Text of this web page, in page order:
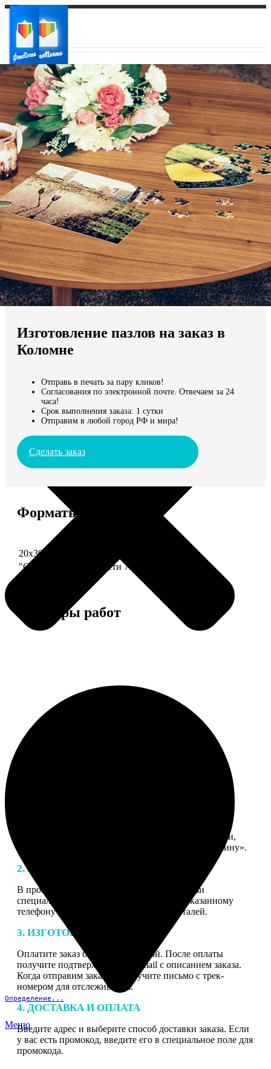
Ваш город:
Ваш регион доставки
Выберите из списка:
Мы доставляем по всему миру
Продолжить без города
Определение...
Меню
Изготовление пазлов на заказ в
Коломне
Отправь в печать за пару кликов!
Согласования по электронной почте. Отвечаем за 24
часа!
Срок выполнения заказа: 1 сутки
Отправим в любой город РФ и мира!
Сделать заказ
Форматы и цены
Услуга
20х30 110 частей
"Сердце" 20х20 74 части 790
Примеры работ
Нажмите «Сделать заказ», выберите тип продукции,
загрузите фотографии, нажмите «Добавить в корзину».
2. МАКЕТ
В процессе подготовки заказа к печати наши
специалисты могут связаться с Вами по указанному
телефону или email для согласования деталей.
3. ИЗГОТОВЛЕНИЕ
Оплатите заказ банковской картой. После оплаты
получите подтверждение на email с описанием заказа.
Когда отправим заказ вы получите письмо с трек-
номером для отслеживания.
4. ДОСТАВКА И ОПЛАТА
Введите адрес и выберите способ доставки заказа. Если
у вас есть промокод, введите его в специальное поле для
промокода.